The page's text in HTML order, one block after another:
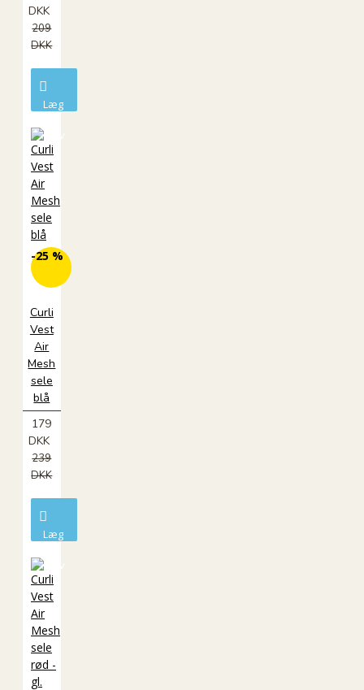
DKK
209
DKK
Læg
kurv
-25 %
Curli
Vest
Air
Mesh
sele
blå
179
DKK
239
DKK
Læg
kurv